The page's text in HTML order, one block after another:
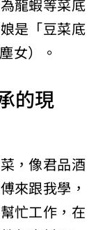
是「豆菜底
）。
的現
，像君品酒
來跟我學，
忙工作，在